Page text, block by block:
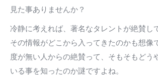
見た事ありませんか？
冷静に考えれば、著名なタレントが絶賛し
その情報がどこから入ってきたのかも想像
度が無い人からの絶賛って、そもそもどう
いる事を知ったのか謎ですよね。